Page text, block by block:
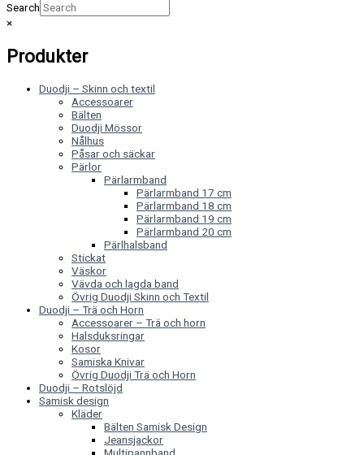
Search
×
Produkter
Duodji – Skinn och textil
Accessoarer
Bälten
Duodji Mössor
Nålhus
Påsar och säckar
Pärlor
Pärlarmband
Pärlarmband 17 cm
Pärlarmband 18 cm
Pärlarmband 19 cm
Pärlarmband 20 cm
Pärlhalsband
Stickat
Väskor
Vävda och lagda band
Övrig Duodji Skinn och Textil
Duodji – Trä och Horn
Accessoarer – Trä och horn
Halsduksringar
Kosor
Samiska Knivar
Övrig Duodji Trä och Horn
Duodji – Rotslöjd
Samisk design
Kläder
Bälten Samisk Design
Jeansjackor